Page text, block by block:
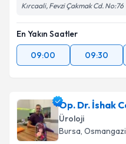
Kırcaali, Fevzi Çakmak Cd. No:76
En Yakın Saatler
09:00
09:30
Op. Dr. İshak
Üroloji
Bursa, Osmangazi